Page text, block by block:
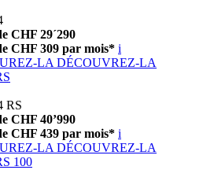
CHF 29´290
CHF 309 par mois* i
LA DÉCOUVREZ-LA
RS
CHF 40’990
CHF 439 par mois* i
LA DÉCOUVREZ-LA
100